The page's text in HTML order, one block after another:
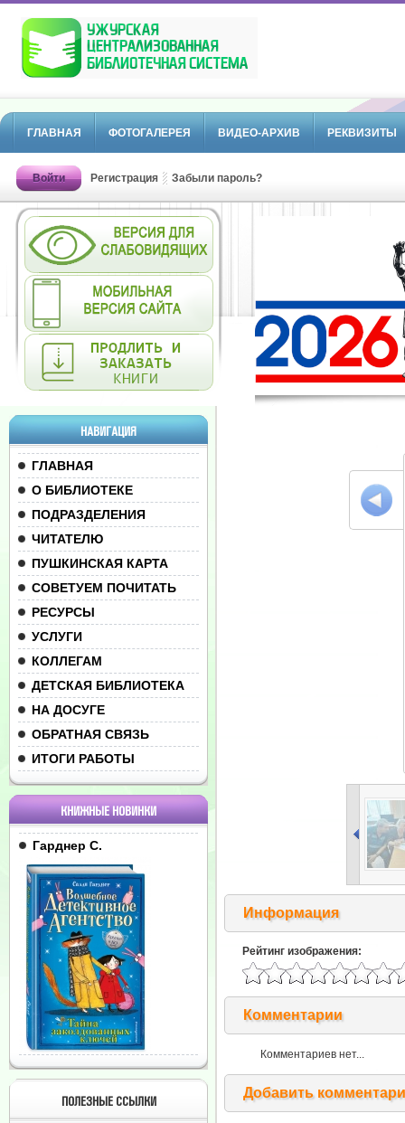
ГЛАВНАЯ ФОТОГАЛЕРЕЯ ВИДЕО-АРХИВ РЕКВИЗИТЫ
Войти Регистрация Забыли пароль?
НАВИГАЦИЯ
ГЛАВНАЯ
О БИБЛИОТЕКЕ
ПОДРАЗДЕЛЕНИЯ
ЧИТАТЕЛЮ
ПУШКИНСКАЯ КАРТА
СОВЕТУЕМ ПОЧИТАТЬ
РЕСУРСЫ
УСЛУГИ
КОЛЛЕГАМ
ДЕТСКАЯ БИБЛИОТЕКА
НА ДОСУГЕ
ОБРАТНАЯ СВЯЗЬ
ИТОГИ РАБОТЫ
КНИЖНЫЕ НОВИНКИ
Гарднер С.
ПОЛЕЗНЫЕ ССЫЛКИ
Информация
Рейтинг изображения:
Комментарии
Комментариев нет...
Добавить